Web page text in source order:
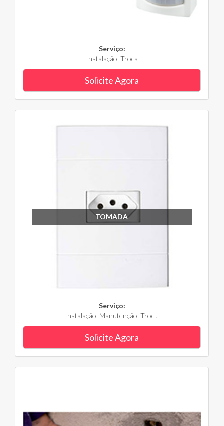
Serviço:
Instalação, Troca
Solicite Agora
TOMADA
Serviço:
Instalação, Manutenção, Troc...
Solicite Agora